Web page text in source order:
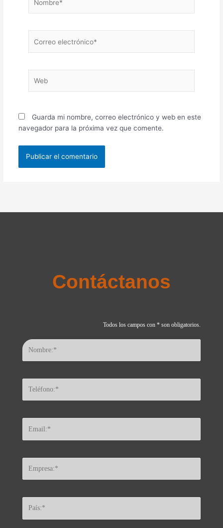
electrónico*
Guarda mi nombre, correo electrónico y web en este
navegador para la próxima vez que comente.
Contáctanos
Todos los campos con * son obligatorios.